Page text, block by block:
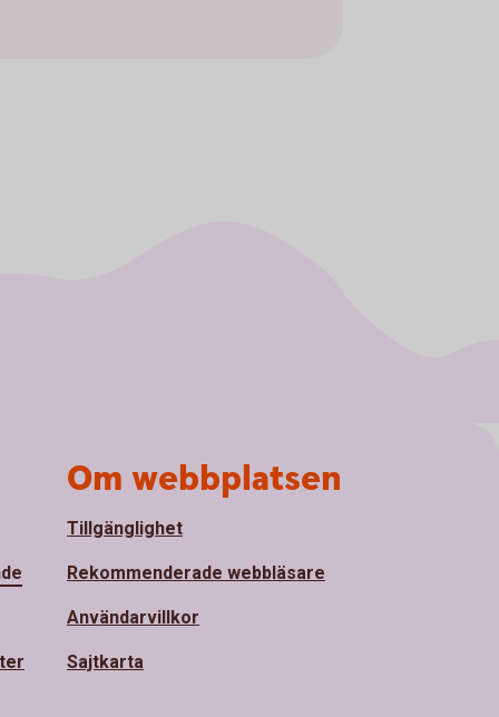
Om webbplatsen
Tillgänglighet
Rekommenderade webbläsare
Användarvillkor
Sajtkarta